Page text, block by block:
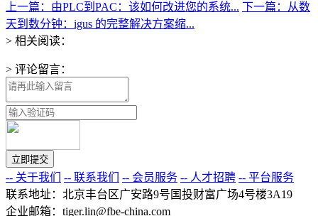
上一篇：由PLC到PAC：该如何改进您的系统... 下一篇：从数
天到数分钟：igus 的完整解决方案缩...
> 相关阅读：
> 评论留言：
-- 关于我们 -- 联系我们 -- 会员服务 -- 人才招聘 -- 平台服务
联系地址：北京丰台区广安路9号国投财富广场4号楼3A19
企业邮箱：tiger.lin@fbe-china.com